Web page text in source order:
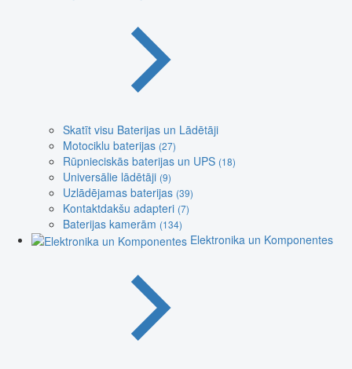
Skatīt visu Baterijas un Lādētāji
Motociklu baterijas (27)
Rūpnieciskās baterijas un UPS (18)
Universālie lādētāji (9)
Uzlādējamas baterijas (39)
Kontaktdakšu adapteri (7)
Baterijas kamerām (134)
Elektronika un Komponentes